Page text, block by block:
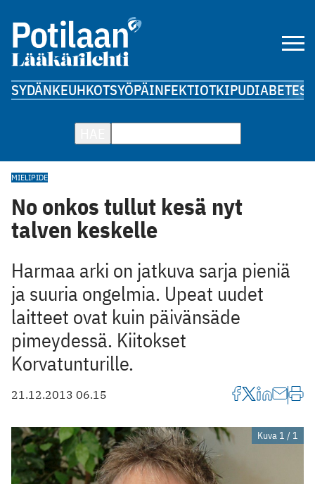
SYDÄNKEUHKOTSYÖPÄINFEKTIOTKIPUDIABETES
MIELIPIDE
No onkos tullut kesä nyt
talven keskelle
Harmaa arki on jatkuva sarja pieniä
ja suuria ongelmia. Upeat uudet
laitteet ovat kuin päivänsäde
pimeydessä. Kiitokset
Korvatunturille.
21.12.2013 06.15
Kuva 1 / 1